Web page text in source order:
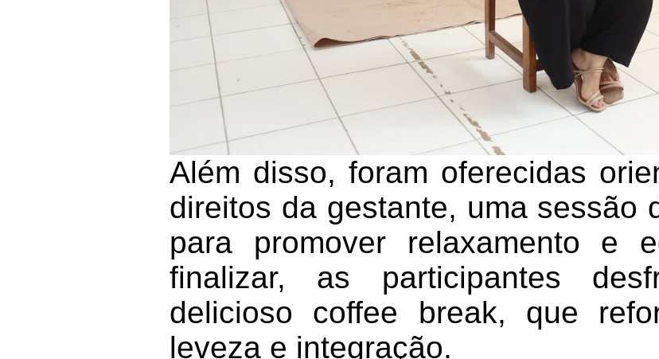
Além disso, foram oferecidas
direitos da gestante, uma sessão
para promover relaxamento e
finalizar, as participantes
delicioso coffee break, que
leveza e integração.